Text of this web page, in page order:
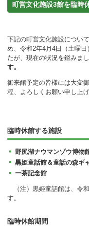
町営文化施設3館を臨時
下記の町営文化施設につい
め、令和2年4月4日（土曜日
たが、現在の状況を鑑みまし
す。
御来館予定の皆様には大変
程、よろしくお願い申し上げ
臨時休館する施設
野尻湖ナウマンゾウ博物
黒姫童話館＆童話の森ギ
一茶記念館
（注）黒姫童話館は、令
す。
臨時休館期間